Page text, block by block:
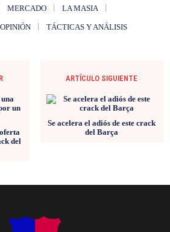
MERCADO LA MASIA
TÁCTICAS Y ANÁLISIS
del
ARTÍCULO SIGUIENTE
Se acelera el adiós de este crack
del Barça